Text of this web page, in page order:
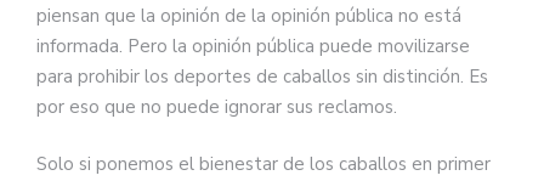
piensan que la opinión de la opinión pública no está
informada. Pero la opinión pública puede movilizarse
para prohibir los deportes de caballos sin distinción. Es
por eso que no puede ignorar sus reclamos.
Solo si ponemos el bienestar de los caballos en primer